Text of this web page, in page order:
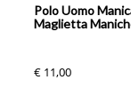
Polo Uomo
Maglietta
€ 11,00